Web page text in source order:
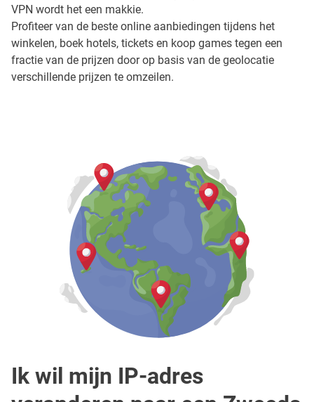
VPN wordt het een makkie.
Profiteer van de beste online aanbiedingen tijdens het
winkelen, boek hotels, tickets en koop games tegen een
fractie van de prijzen door op basis van de geolocatie
verschillende prijzen te omzeilen.
Ik wil mijn IP-adres